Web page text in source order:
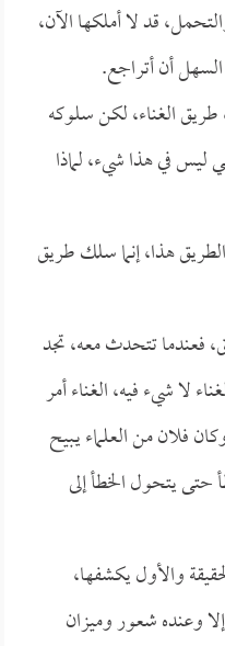
قد لا أملكها الآن،
أن أتراجع.
الغناء، لكن سلوكه
ليس في هذا شيء، لماذا
هذا، إنما سلك طريق
فعندما تتحدث معه، تجد
لا شيء فيه، الغناء أمر
فلان من العلماء يـبيح
حتى يتحول الخطأ إلى
والأول يكشفها،
وعنده شعور وميزان